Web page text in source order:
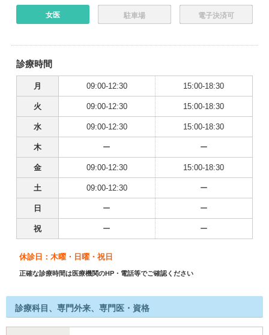
女医 駐車場 電子決済可
診療時間
月 09:00-12:30 15:00-18:30
火 09:00-12:30 15:00-18:30
水 09:00-12:30 15:00-18:30
木 ー ー
金 09:00-12:30 15:00-18:30
土 09:00-12:30 ー
日 ー ー
祝 ー ー
休診日：木曜・日曜・祝日
正確な診療時間は医療機関のHP・電話等でご確認ください
診療科目、専門外来、専門医・資格